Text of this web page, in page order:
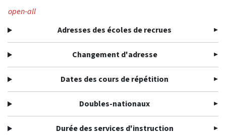
open-all
Adresses des écoles de recrues
Changement d'adresse
Dates des cours de répétition
Doubles-nationaux
Durée des services d'instruction